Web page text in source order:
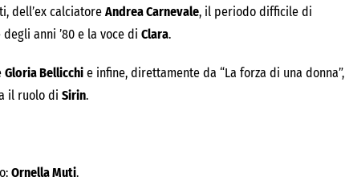
dell’ex calciatore Andrea Carnevale, il periodo difficile di
anni ’80 e la voce di Clara.
Gloria Bellicchi e infine, direttamente da “La forza di una donna”,
il ruolo di Sirin.
Ornella Muti.